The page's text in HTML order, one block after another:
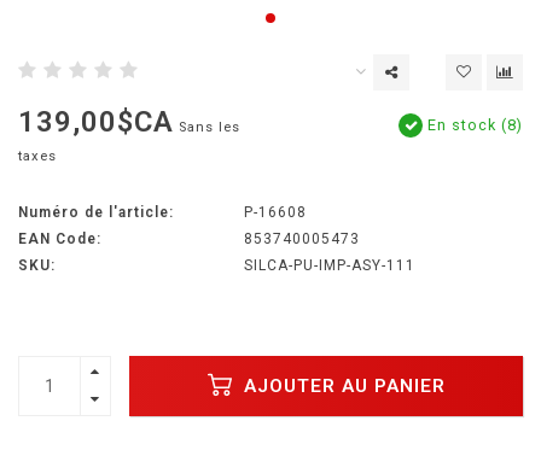
139,00$CA Sans les
taxes
En stock (8)
Numéro de l'article:
P-16608
EAN Code:
853740005473
SKU:
SILCA-PU-IMP-ASY-111
AJOUTER AU PANIER